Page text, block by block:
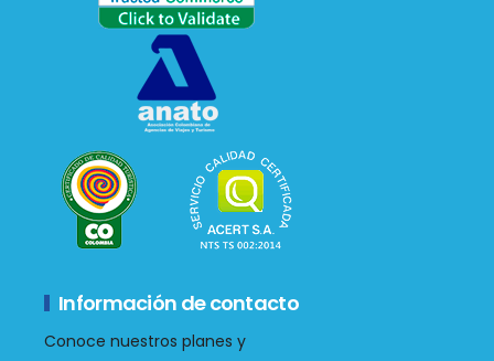
Información de contacto
Conoce nuestros planes y